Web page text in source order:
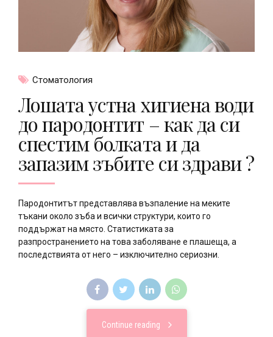
Стоматология
Лошата устна хигиена води
до парoдонтит – как да си
спестим болката и да
запазим зъбите си здрави ?
Пародонтитът представлява възпаление на меките
тъкани около зъба и всички структури, които го
поддържат на място. Статистиката за
разпространението на това заболяване е плашеща, а
последствията от него – изключително сериозни.
Continue reading